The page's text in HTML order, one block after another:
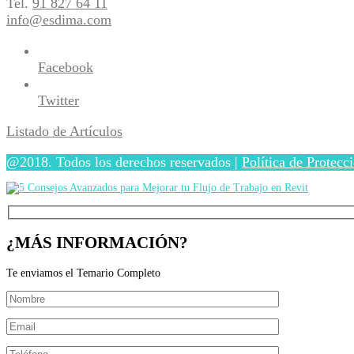
Tel. 91 827 64 11
info@esdima.com
Facebook
Twitter
Listado de Artículos
@2018. Todos los derechos reservados | Política de
¿MÁS INFORMACIÓN?
Te enviamos el Temario Completo